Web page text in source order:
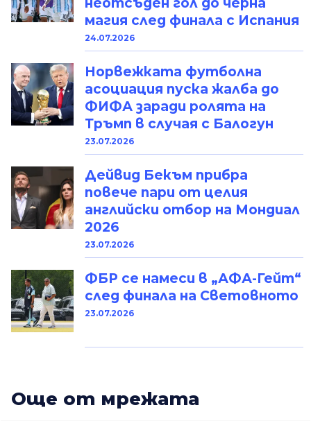
неотсъден гол до черна
магия след финала с Испания
24.07.2026
Норвежката футболна
асоциация пуска жалба до
ФИФА заради ролята на
Тръмп в случая с Балогун
23.07.2026
Дейвид Бекъм прибра
повече пари от целия
английски отбор на Мондиал
2026
23.07.2026
ФБР се намеси в „АФА-Гейт“
след финала на Световното
23.07.2026
Oще от мрежата